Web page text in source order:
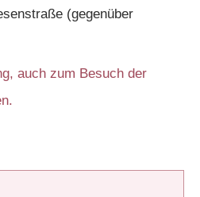
(gegenüber
auch zum Besuch der